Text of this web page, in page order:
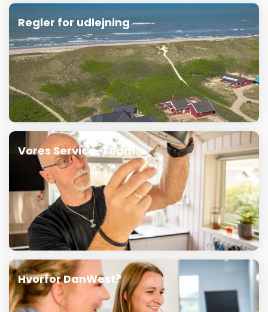
Regler for udlejning
Vores Service-Team
Hvorfor DanWest?